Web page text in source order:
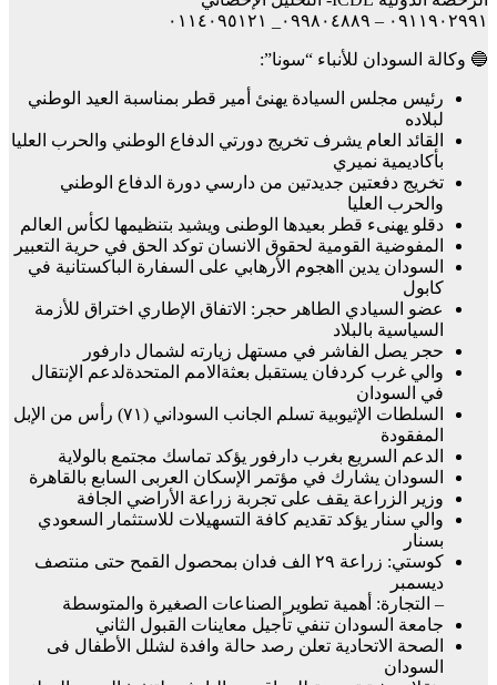
٠٩١١٩٠٢٩٩١ – ٠٩٩٨٠٤٨٨٩_ ٠١١٤٠٩٥١٢١
🔵 وكالة السودان للأنباء “سونا”:
رئيس مجلس السيادة يهنئ أمير قطر بمناسبة العيد الوطني
لبلاده
القائد العام يشرف تخريج دورتي الدفاع الوطني والحرب العليا
بأكاديمية نميري
تخريج دفعتين جديدتين من دارسي دورة الدفاع الوطني
والحرب العليا
دقلو يهنىء قطر بعيدها الوطنى ويشيد بتنظيمها لكأس العالم
المفوضية القومية لحقوق الانسان توكد الحق في حرية التعبير
السودان يدين ااهجوم الأرهابي على السفارة الباكستانية في
كابول
عضو السيادي الطاهر حجر: الاتفاق الإطاري اختراق للأزمة
السياسية بالبلاد
حجر يصل الفاشر في مستهل زيارته لشمال دارفور
والي غرب كردفان يستقبل بعثةالامم المتحدةلدعم الإنتقال
في السودان
السلطات الإثيوبية تسلم الجانب السوداني (٧١) رأس من الإبل
المفقودة
الدعم السريع بغرب دارفور يؤكد تماسك مجتمع بالولاية
السودان يشارك في مؤتمر الإسكان العربى السابع بالقاهرة
وزير الزراعة يقف على تجربة زراعة الأراضي الجافة
والي سنار يؤكد تقديم كافة التسهيلات للاستثمار السعودي
بسنار
كوستي: زراعة ٢٩ الف فدان بمحصول القمح حتى منتصف
ديسمبر
– التجارة: أهمية تطوير الصناعات الصغيرة والمتوسطة
جامعة السودان تنفي تأجيل معاينات القبول الثاني
الصحة الاتحادية تعلن رصد حالة وافدة لشلل الأطفال فى
السودان